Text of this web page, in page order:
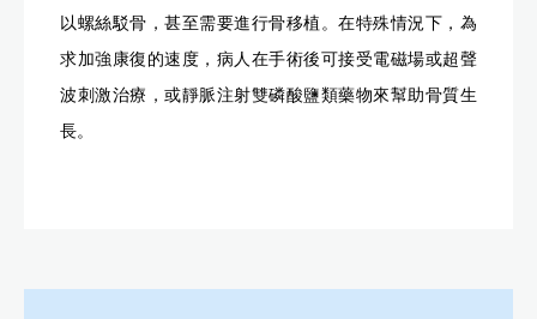
以螺絲駁骨，甚至需要進行骨移植。在特殊情況下，為
求加強康復的速度，病人在手術後可接受電磁場或超聲
波刺激治療，或靜脈注射雙磷酸鹽類藥物來幫助骨質生
長。